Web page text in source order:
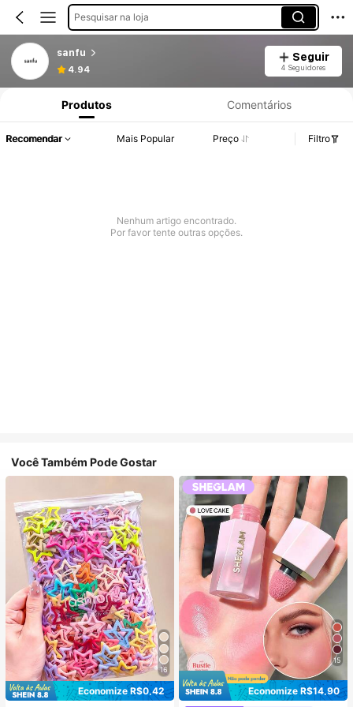
Pesquisar na loja
sanfu
4.94
Seguir
4 Seguidores
Produtos Comentários
Recomendar Mais Popular Preço Filtro
Nenhum artigo encontrado.
Por favor tente outras opções.
Você Também Pode Gostar
16
Economize R$0,42
15
Economize R$14,90